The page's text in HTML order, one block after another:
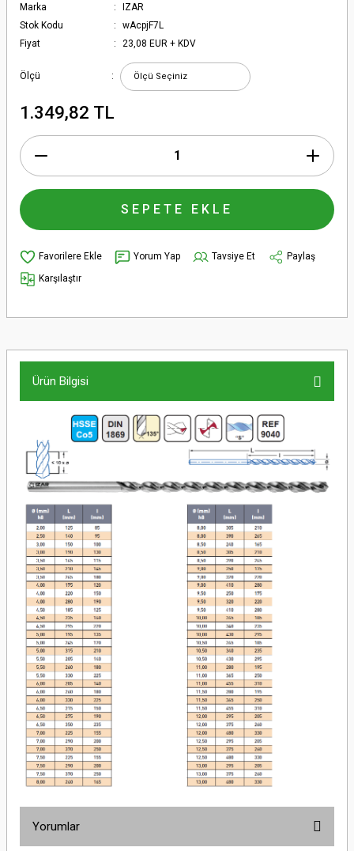
Marka
IZAR
Stok Kodu
wAcpjF7L
Fiyat
23,08 EUR + KDV
Ölçü
1.349,82 TL
SEPETE EKLE
Yorum Yap Tavsiye Et
Paylaş
Karşılaştır
Ürün Bilgisi
Yorumlar